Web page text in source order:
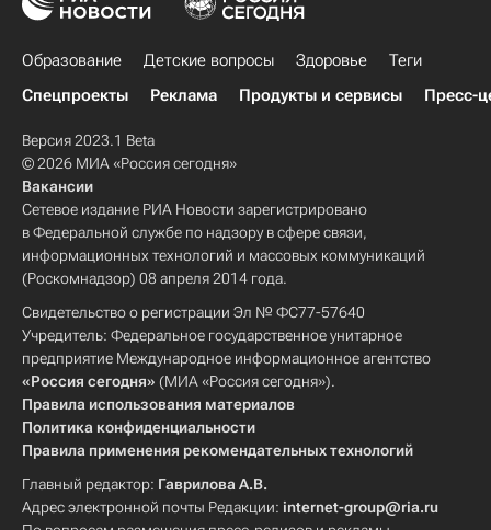
Образование Детские вопросы Здоровье
Теги
Спецпроекты
Реклама Продукты и сервисы Пресс-
Версия 2023.1 Beta
© 2026 МИА «Россия сегодня»
Вакансии
Сетевое издание РИА Новости зарегистрировано
в Федеральной службе по надзору в сфере связи,
информационных технологий и массовых коммуникаций
(Роскомнадзор) 08 апреля 2014 года.
Свидетельство о регистрации Эл № ФС77-57640
Учредитель: Федеральное государственное унитарное
предприятие Международное информационное агентство
«Россия сегодня» (МИА «Россия сегодня»).
Правила использования материалов
Политика конфиденциальности
Правила применения рекомендательных технологий
Главный редактор: Гаврилова А.В.
Адрес электронной почты Редакции: internet-group@ria.ru